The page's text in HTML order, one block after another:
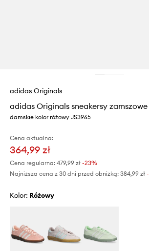
adidas Originals
adidas Originals sneakersy zamszowe
damskie kolor różowy JS3965
Cena aktualna:
364,99 zł
Cena regularna: 479,99 zł -23%
Najniższa cena z 30 dni przed obniżką: 384,99 zł
Kolor: różowy